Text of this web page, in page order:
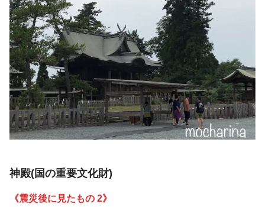
神殿(国の重要文化財)
《震災後に見たもの 2》